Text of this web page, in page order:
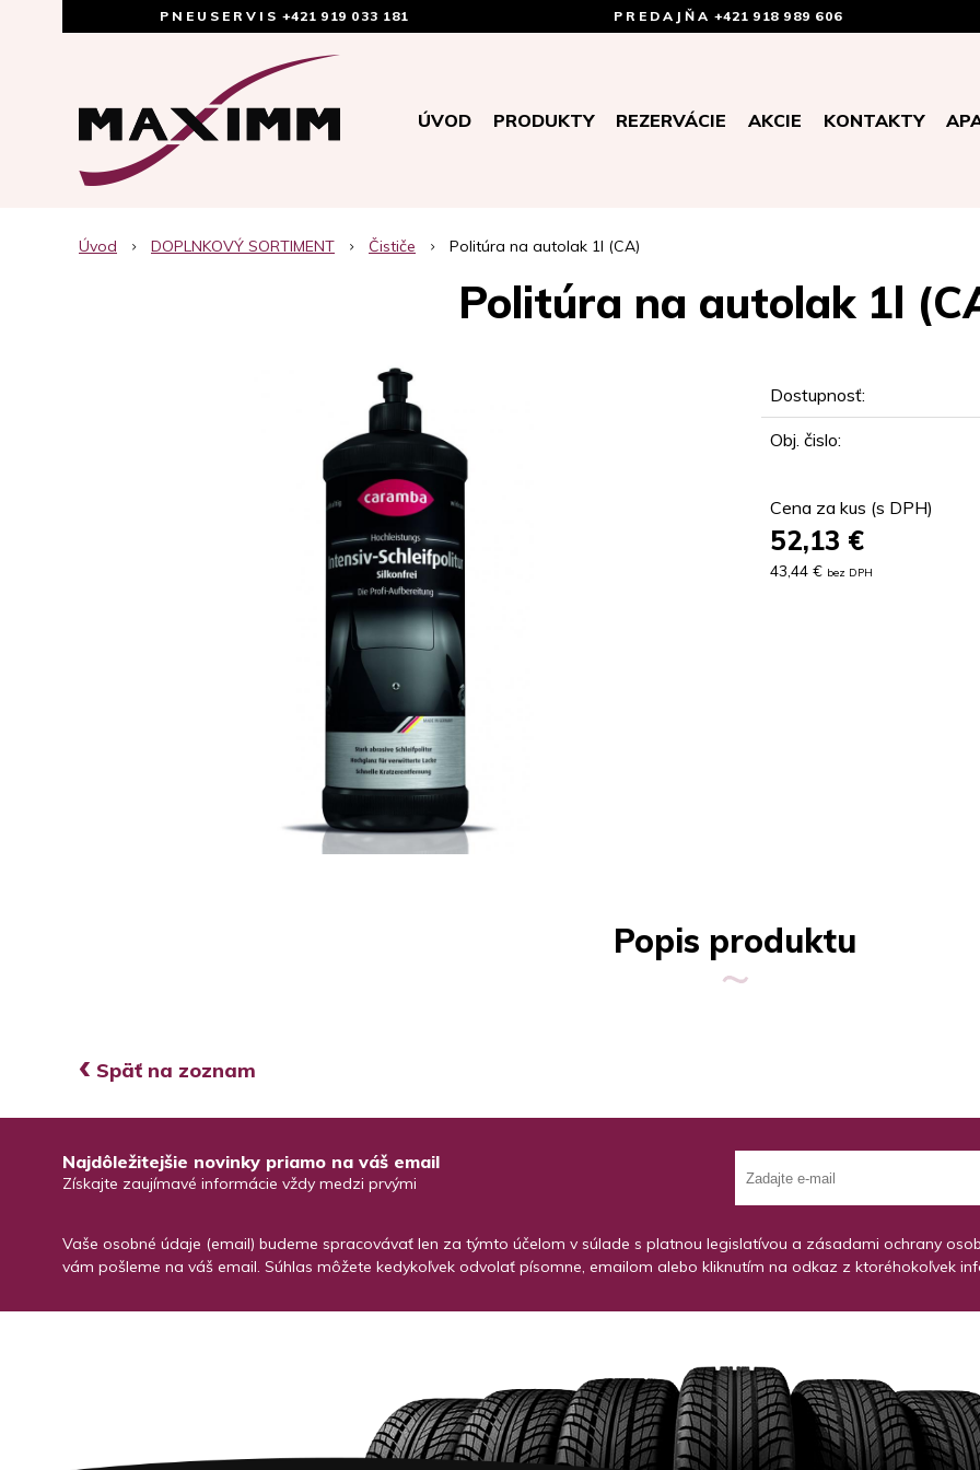
PNEUSERVIS +421 919 033 181 PREDAJŇA +421 918 989 606
ÚVOD PRODUKTY REZERVÁCIE AKCIE KONTAKTY
Úvod DOPLNKOVÝ SORTIMENT Čističe Politúra na autolak 1l (CA)
Politúra na autolak 1l
Dostupnosť:
Obj. čislo:
Cena za kus (s DPH)
52,13 €
43,44 € bez DPH
Popis produktu
‹ Späť na zoznam
Najdôležitejšie novinky priamo na váš email
Získajte zaujímavé informácie vždy medzi prvými
Vaše osobné údaje (email) budeme spracovávať len za týmto účelom v súlade s platnou legislatívou a zásadami ochrany
vám pošleme na váš email. Súhlas môžete kedykoľvek odvolať písomne, emailom alebo kliknutím na odkaz z ktoréhokoľvek